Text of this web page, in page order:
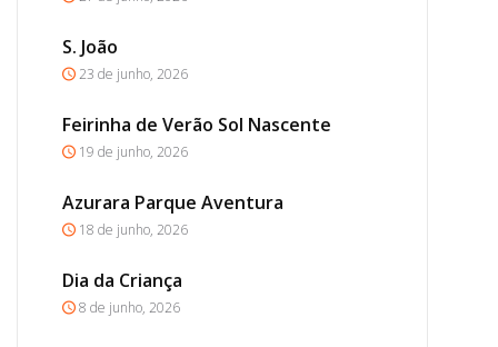
S. João
23 de junho, 2026
Feirinha de Verão Sol Nascente
19 de junho, 2026
Azurara Parque Aventura
18 de junho, 2026
Dia da Criança
8 de junho, 2026